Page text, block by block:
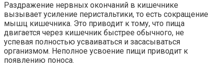
Раздражение нервных окончаний в кишечнике
вызывает усиление перистальтики, то есть сокращение
мышц кишечника. Это приводит к тому, что пища
двигается через кишечник быстрее обычного, не
успевая полностью усваиваться и засасываться
организмом. Неполное усвоение пищи приводит к
появлению поноса.